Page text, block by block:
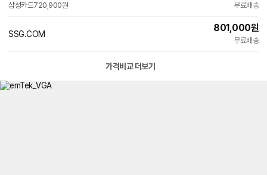
이
삼성카드720,900원 무료배송
SSG.COM
801,000원
무료배송
가격비교 더보기